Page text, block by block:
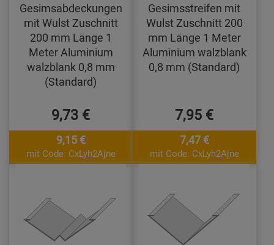
Gesimsabdeckungen
mit Wulst Zuschnitt
200 mm Länge 1
Meter Aluminium
walzblank 0,8 mm
(Standard)
9,73 €
9,15 €
mit Code: CxLyh2Ajne
Gesimsstreifen mit
Wulst Zuschnitt 200
mm Länge 1 Meter
Aluminium walzblank
0,8 mm (Standard)
7,95 €
7,47 €
mit Code: CxLyh2Ajne